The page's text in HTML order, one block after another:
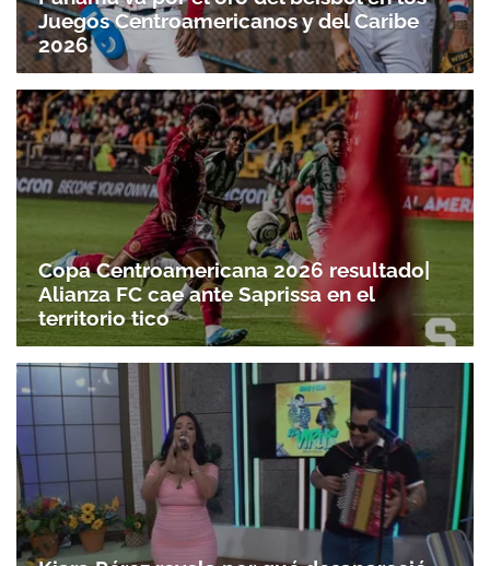
Juegos Centroamericanos y del Caribe
2026
Copa Centroamericana 2026 resultado|
Alianza FC cae ante Saprissa en el
territorio tico